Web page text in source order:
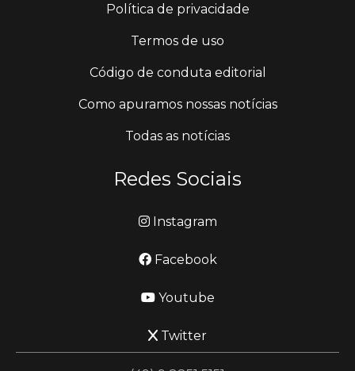
Política de privacidade
Termos de uso
Código de conduta editorial
Como apuramos nossas notícias
Todas as notícias
Redes Sociais
Instagram
Facebook
Youtube
Twitter